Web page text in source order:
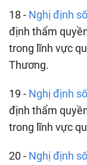
18 - Nghị định
định thẩm
trong lĩnh vực
Thương.
19 - Nghị định
định thẩm
trong lĩnh vực
20 - Nghị định